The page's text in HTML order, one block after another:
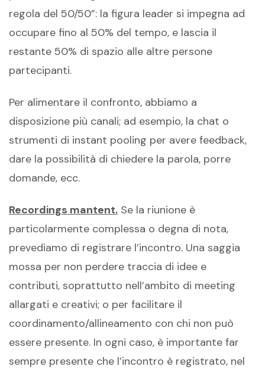
regola del 50/50”: la figura leader si impegna ad
occupare fino al 50% del tempo, e lascia il
restante 50% di spazio alle altre persone
partecipanti.
Per alimentare il confronto, abbiamo a
disposizione più canali; ad esempio, la chat o
strumenti di instant pooling per avere feedback,
dare la possibilità di chiedere la parola, porre
domande, ecc.
Recordings mantent. Se la riunione è
particolarmente complessa o degna di nota,
prevediamo di registrare l’incontro. Una saggia
mossa per non perdere traccia di idee e
contributi, soprattutto nell’ambito di meeting
allargati e creativi; o per facilitare il
coordinamento/allineamento con chi non può
essere presente. In ogni caso, è importante far
sempre presente che l’incontro è registrato, nel